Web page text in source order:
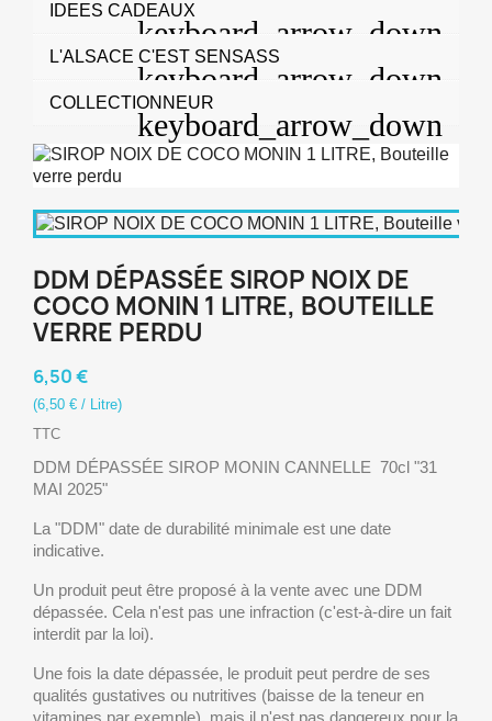
IDEES CADEAUX
L'ALSACE C'EST SENSASS
COLLECTIONNEUR
DDM DÉPASSÉE SIROP NOIX DE
COCO MONIN 1 LITRE, BOUTEILLE
VERRE PERDU
6,50 €
(6,50 € / Litre)
TTC
DDM DÉPASSÉE SIROP MONIN CANNELLE 70cl "31
MAI 2025"
La "DDM" date de durabilité minimale est une date
indicative.
Un produit peut être proposé à la vente avec une DDM
dépassée. Cela n'est pas une infraction (c'est-à-dire un fait
interdit par la loi).
Une fois la date dépassée, le produit peut perdre de ses
qualités gustatives ou nutritives (baisse de la teneur en
vitamines par exemple), mais il n'est pas dangereux pour la